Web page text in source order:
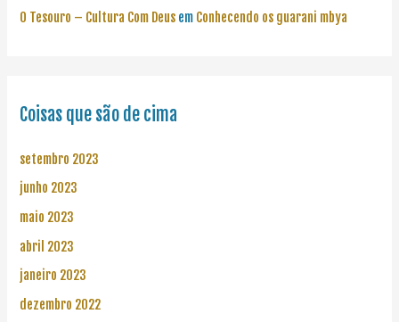
O Tesouro – Cultura Com Deus em Conhecendo os guarani mbya
Coisas que são de cima
setembro 2023
junho 2023
maio 2023
abril 2023
janeiro 2023
dezembro 2022